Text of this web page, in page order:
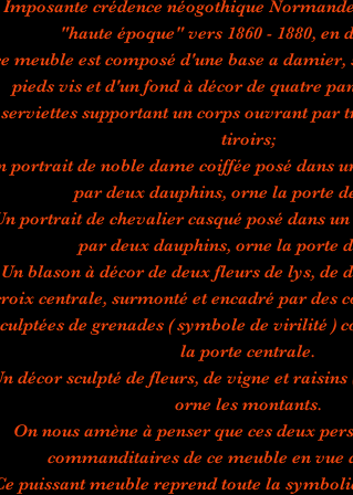
Imposante crédence néogothique
"haute époque" vers 1860 - 1880, en
meuble est composé d'une base a
pieds vis et d'un fond à décor de quatre
serviettes supportant un corps ouvrant par
tiroirs;
portrait de noble dame coiffée posé dans
par deux dauphins, orne la porte
portrait de chevalier casqué posé dans
par deux dauphins, orne la porte
Un blason à décor de deux fleurs de lys, de
centrale, surmonté et encadré par des
de grenades ( symbole de virilité )
la porte centrale.
décor sculpté de fleurs, de vigne et raisins
orne les montants.
On nous amène à penser que ces deux
commanditaires de ce meuble en vue
puissant meuble reprend toute la